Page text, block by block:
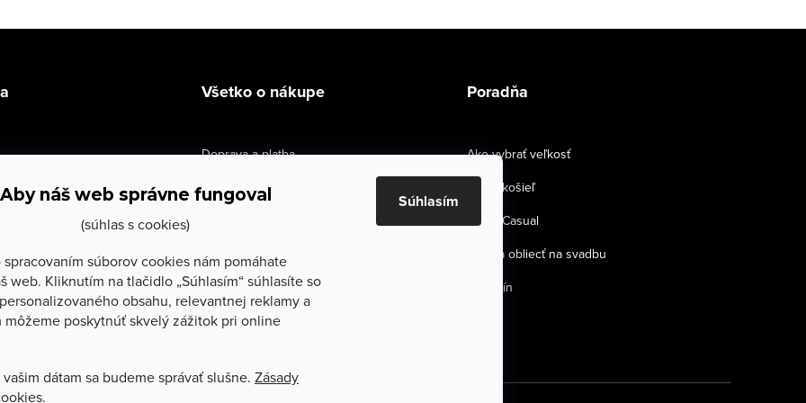
Aby náš web správne fungoval
(súhlas s cookies)
spracovaním súborov cookies nám pomáhate
web. Kliknutím na tlačidlo „Súhlasím“ súhlasíte so
obsahu, relevantnej reklamy a
môžeme poskytnúť skvelý zážitok pri online
dátam sa budeme správať slušne. Zásady
Súhlasím
Všetko o nákupe
Doprava a platba
Výmena a vrátenie
Reklamačné podmienky
Ochrana osobných údajov
Odstúpenie od zmluvy
Poradňa
Ako vybrať veľkosť
Strihy košieľ
Smart Casual
Ako sa obliecť na svadbu
Magazín